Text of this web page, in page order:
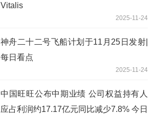
Vitalis
2025-11-24
神舟二十二号飞船计划于11月25日发射|
每日看点
2025-11-24
中国旺旺公布中期业绩 公司权益持有人
应占利润约17.17亿元同比减少7.8% 今日